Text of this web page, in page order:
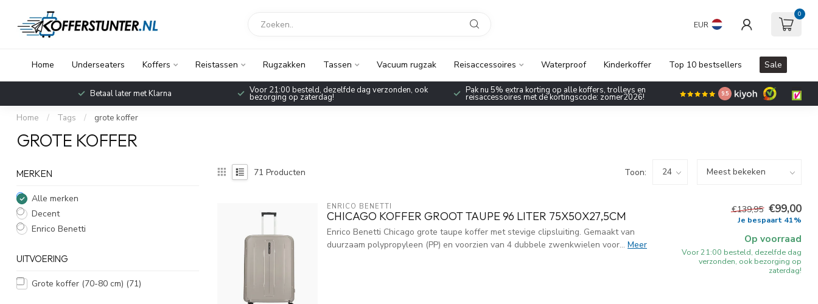
EUR
0
Home Underseaters Koffers Reistassen Rugzakken Tassen Vacuum rugzak Reisaccessoires Waterproof Kinderkoffer Top 10 bestsellers Sale
Betaal later met Klarna Voor 21:00 besteld, dezelfde dag verzonden, ook
bezorging op zaterdag!
Pak nu 5% extra korting op alle koffers, trolleys en
reisaccessoires met de kortingscode: zomer2026! 9.5
Home / Tags / grote koffer
GROTE KOFFER
MERKEN
Alle merken
Decent
Enrico Benetti
UITVOERING
Grote koffer (70-80 cm) (71)
71 Producten Toon:
ENRICO BENETTI
CHICAGO KOFFER GROOT TAUPE 96 LITER 75X50X27,5CM
Enrico Benetti Chicago grote taupe koffer met stevige clipsluiting. Gemaakt van
duurzaam polypropyleen (PP) en voorzien van 4 dubbele zwenkwielen voor... Meer
€139,95 €99,00
Je bespaart 41%
Op voorraad
Voor 21:00 besteld, dezelfde dag
verzonden, ook bezorging op
zaterdag!